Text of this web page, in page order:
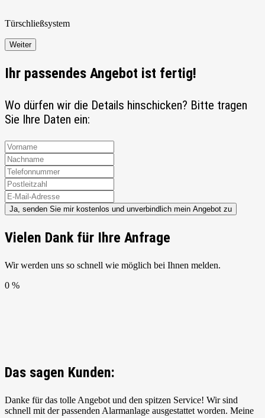
Türschließsystem
Weiter
Ihr passendes Angebot ist fertig!
Wo dürfen wir die Details hinschicken? Bitte tragen
Sie Ihre Daten ein:
Ja, senden Sie mir kostenlos und unverbindlich mein Angebot zu
Vielen Dank für Ihre Anfrage
Wir werden uns so schnell wie möglich bei Ihnen melden.
0 %
Das sagen Kunden:
Danke für das tolle Angebot und den spitzen Service! Wir sind
schnell mit der passenden Alarmanlage ausgestattet worden. Meine